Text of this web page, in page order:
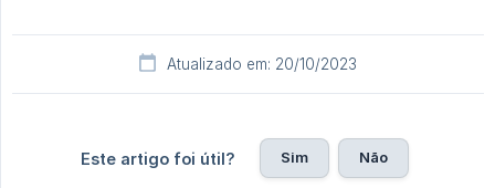
Atualizado em: 20/10/2023
Este artigo foi útil? Sim Não